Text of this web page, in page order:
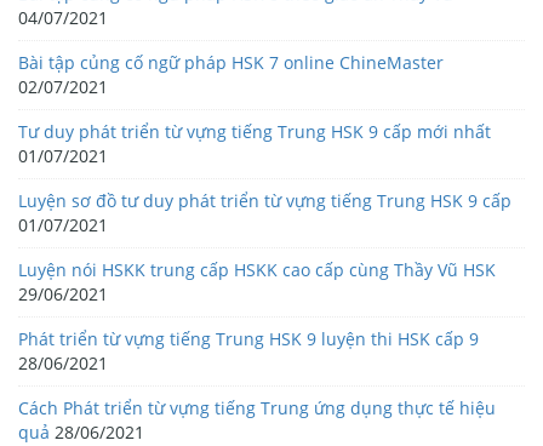
04/07/2021
Bài tập củng cố ngữ pháp HSK 7 online ChineMaster
02/07/2021
Tư duy phát triển từ vựng tiếng Trung HSK 9 cấp mới nhất
01/07/2021
Luyện sơ đồ tư duy phát triển từ vựng tiếng Trung HSK 9 cấp
01/07/2021
Luyện nói HSKK trung cấp HSKK cao cấp cùng Thầy Vũ HSK
29/06/2021
Phát triển từ vựng tiếng Trung HSK 9 luyện thi HSK cấp 9
28/06/2021
Cách Phát triển từ vựng tiếng Trung ứng dụng thực tế hiệu
quả 28/06/2021